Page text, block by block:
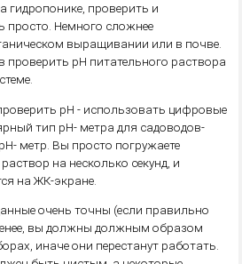
гидропонике, проверить и
просто. Немного сложнее
выращивании или в почве.
проверить pH питательного раствора
pH - использовать цифровые
тип pH- метра для садоводов-
метр. Вы просто погружаете
на несколько секунд, и
на ЖК-экране.
очень точны (если правильно
вы должны должным образом
иначе они перестанут работать.